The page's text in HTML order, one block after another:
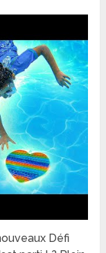
Défi